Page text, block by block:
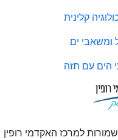
קלינית
ומשאבי ים
הים עם תזה